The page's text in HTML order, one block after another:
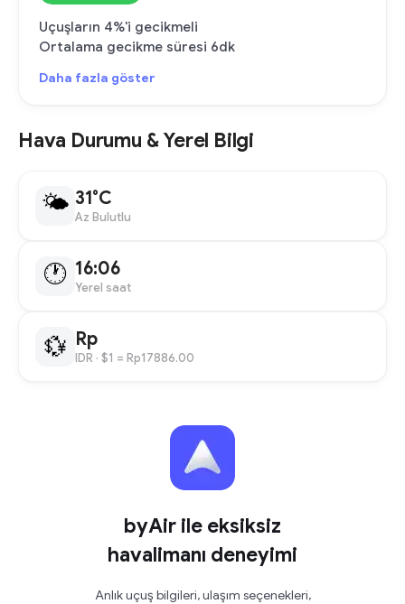
Uçuşların 4%'i gecikmeli
Ortalama gecikme süresi 6dk
Daha fazla göster
Hava Durumu & Yerel Bilgi
🌤 31°C
Az Bulutlu
🕐 16:06
Yerel saat
💱 Rp
IDR · $1 = Rp17886.00
byAir ile eksiksiz
havalimanı deneyimi
Anlık uçuş bilgileri, ulaşım seçenekleri,